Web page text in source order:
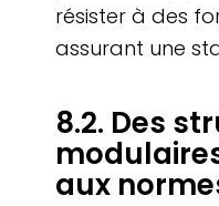
résister à des
assurant une
8.2. Des
aux